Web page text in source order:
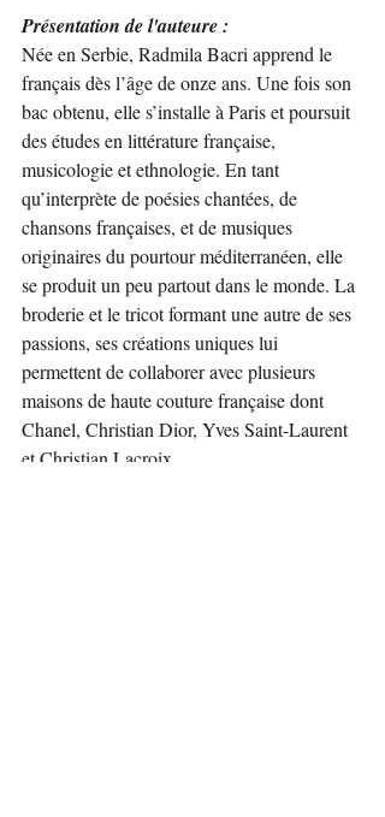
Présentation de l'auteure :
Née en Serbie, Radmila Bacri apprend le
français dès l’âge de onze ans. Une fois son
bac obtenu, elle s’installe à Paris et poursuit
des études en littérature française,
musicologie et ethnologie. En tant
qu’interprète de poésies chantées, de
chansons françaises, et de musiques
originaires du pourtour méditerranéen, elle
se produit un peu partout dans le monde. La
broderie et le tricot formant une autre de ses
passions, ses créations uniques lui
permettent de collaborer avec plusieurs
maisons de haute couture française dont
Chanel, Christian Dior, Yves Saint-Laurent
et Christian Lacroix.